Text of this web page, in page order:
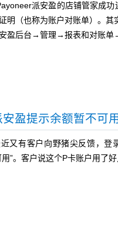
派安盈的店铺管家成功
明（也称为账户对账单）。
盈后台→管理→报表和对账单→
盈提示余额暂不可用
有客户向野猪尖反馈，登录
用”。客户说这个P卡账户用了